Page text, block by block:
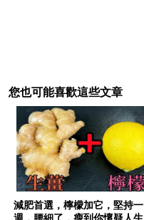
您也可能喜歡這些文章
減肥首選，檸檬加它，堅持一
週，腰細了，瘦到你懷疑人生